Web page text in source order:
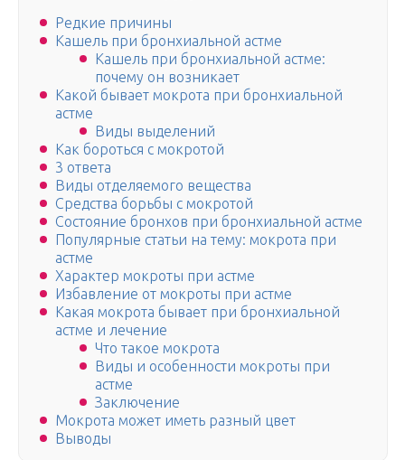
Редкие причины
Кашель при бронхиальной астме
Кашель при бронхиальной астме:
почему он возникает
Какой бывает мокрота при бронхиальной
астме
Виды выделений
Как бороться с мокротой
3 ответа
Виды отделяемого вещества
Средства борьбы с мокротой
Состояние бронхов при бронхиальной астме
Популярные статьи на тему: мокрота при
астме
Характер мокроты при астме
Избавление от мокроты при астме
Какая мокрота бывает при бронхиальной
астме и лечение
Что такое мокрота
Виды и особенности мокроты при
астме
Заключение
Мокрота может иметь разный цвет
Выводы